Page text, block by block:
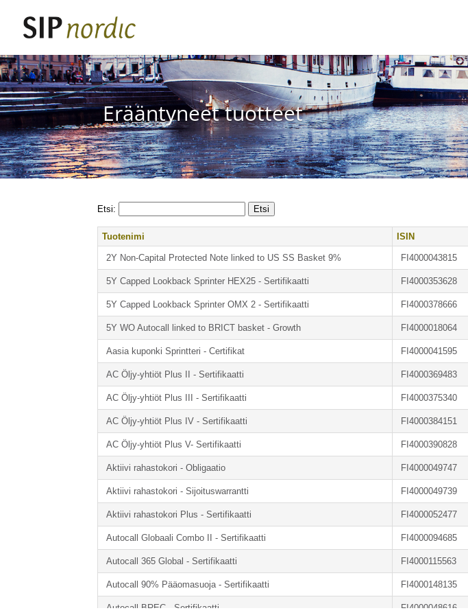
Erääntyneet tuotteet